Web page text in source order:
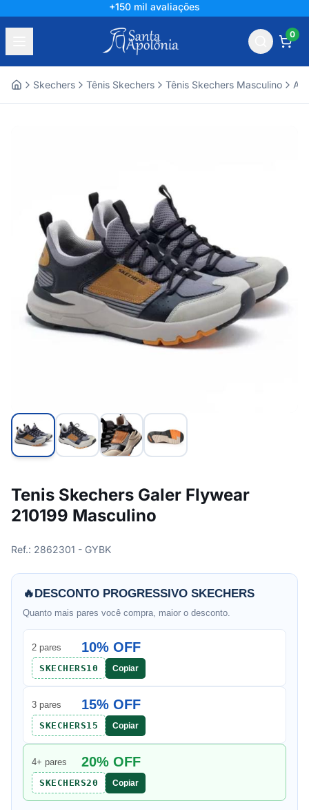
+150 mil avaliações
0
Skechers Tênis Skechers Tênis Skechers Masculino
Tenis Skechers Galer Flywear
210199 Masculino
Ref.: 2862301 - GYBK
🔥DESCONTO PROGRESSIVO SKECHERS
Quanto mais pares você compra, maior o desconto.
2 pares 10% OFF
SKECHERS10 Copiar
3 pares 15% OFF
SKECHERS15 Copiar
4+ pares 20% OFF
SKECHERS20 Copiar